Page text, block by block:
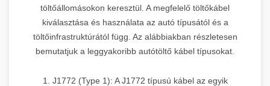
töltőállomásokon keresztül. A megfelelő töltőkábel
kiválasztása és használata az autó típusától és a
töltőinfrastruktúrától függ. Az alábbiakban részletesen
bemutatjuk a leggyakoribb autótöltő kábel típusokat.
1. J1772 (Type 1): A J1772 típusú kábel az egyik